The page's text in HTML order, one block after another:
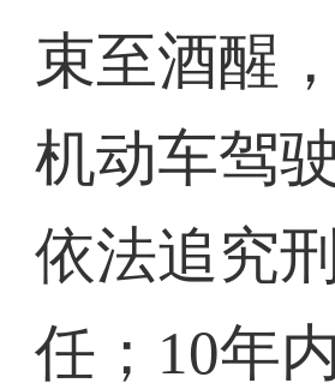
束至酒醒
机动车驾
依法追究
任；10年